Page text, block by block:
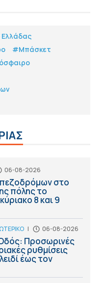
#Μπάσκετ
06-08-2026
στο
πόλης το
8 και 9
| 06-08-2026
Προσωρινές
ρυθμίσεις
έως τον